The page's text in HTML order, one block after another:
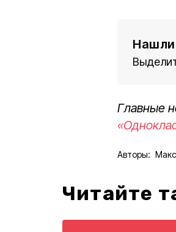
Нашли
Главные
Авторы:
Читайте